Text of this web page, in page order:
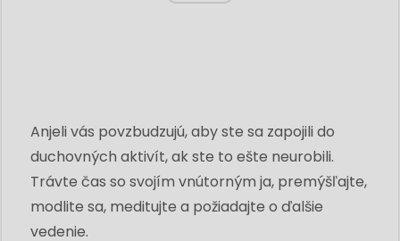
Anjeli vás povzbudzujú, aby ste sa zapojili do
duchovných aktivít, ak ste to ešte neurobili.
Trávte čas so svojím vnútorným ja, premýšľajte,
modlite sa, meditujte a požiadajte o ďalšie
vedenie.